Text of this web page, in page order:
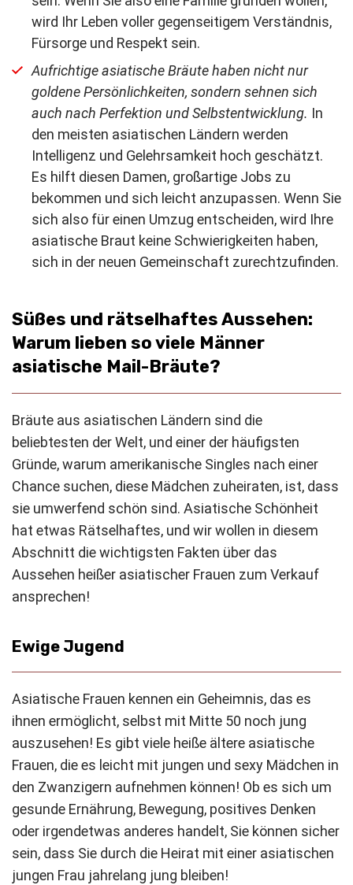
wird Ihr Leben voller gegenseitigem Verständnis,
Fürsorge und Respekt sein.
Aufrichtige asiatische Bräute haben nicht nur
goldene Persönlichkeiten, sondern sehnen sich
auch nach Perfektion und Selbstentwicklung. In
den meisten asiatischen Ländern werden
Intelligenz und Gelehrsamkeit hoch geschätzt.
Es hilft diesen Damen, großartige Jobs zu
bekommen und sich leicht anzupassen. Wenn Sie
sich also für einen Umzug entscheiden, wird Ihre
asiatische Braut keine Schwierigkeiten haben,
sich in der neuen Gemeinschaft zurechtzufinden.
Süßes und rätselhaftes Aussehen:
Warum lieben so viele Männer
asiatische Mail-Bräute?
Bräute aus asiatischen Ländern sind die
beliebtesten der Welt, und einer der häufigsten
Gründe, warum amerikanische Singles nach einer
Chance suchen, diese Mädchen zuheiraten, ist, dass
sie umwerfend schön sind. Asiatische Schönheit
hat etwas Rätselhaftes, und wir wollen in diesem
Abschnitt die wichtigsten Fakten über das
Aussehen heißer asiatischer Frauen zum Verkauf
ansprechen!
Ewige Jugend
Asiatische Frauen kennen ein Geheimnis, das es
ihnen ermöglicht, selbst mit Mitte 50 noch jung
auszusehen! Es gibt viele heiße ältere asiatische
Frauen, die es leicht mit jungen und sexy Mädchen in
den Zwanzigern aufnehmen können! Ob es sich um
gesunde Ernährung, Bewegung, positives Denken
oder irgendetwas anderes handelt, Sie können sicher
sein, dass Sie durch die Heirat mit einer asiatischen
jungen Frau jahrelang jung bleiben!